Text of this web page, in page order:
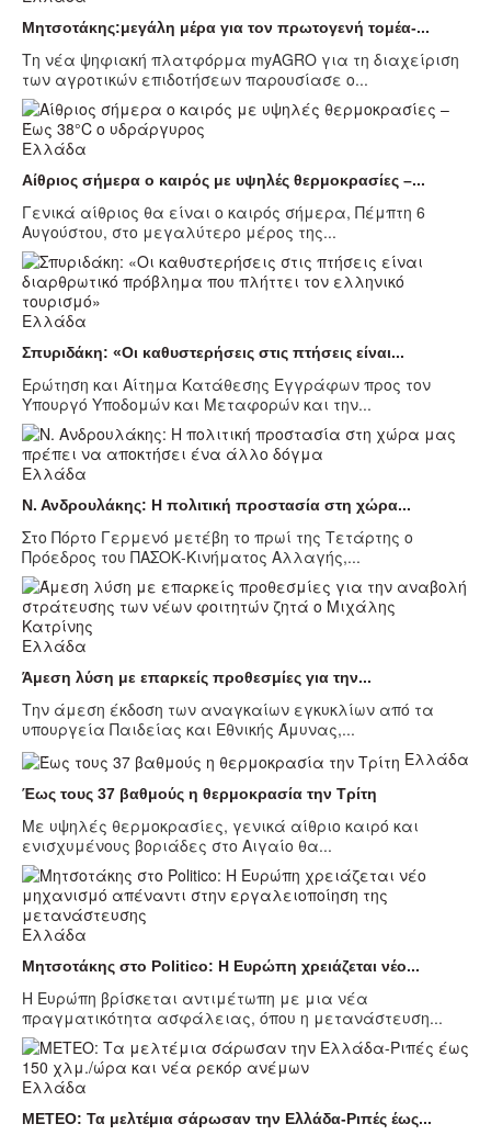
Μητσοτάκης:μεγάλη μέρα για τον πρωτογενή τομέα-...
Τη νέα ψηφιακή πλατφόρμα myAGRO για τη διαχείριση
των αγροτικών επιδοτήσεων παρουσίασε ο...
Ελλάδα
Αίθριος σήμερα ο καιρός με υψηλές θερμοκρασίες –...
Γενικά αίθριος θα είναι ο καιρός σήμερα, Πέμπτη 6
Αυγούστου, στο μεγαλύτερο μέρος της...
Ελλάδα
Σπυριδάκη: «Οι καθυστερήσεις στις πτήσεις είναι...
Ερώτηση και Αίτημα Κατάθεσης Εγγράφων προς τον
Υπουργό Υποδομών και Μεταφορών και την...
Ελλάδα
Ν. Ανδρουλάκης: Η πολιτική προστασία στη χώρα...
Στο Πόρτο Γερμενό μετέβη το πρωί της Τετάρτης ο
Πρόεδρος του ΠΑΣΟΚ-Κινήματος Αλλαγής,...
Ελλάδα
Άμεση λύση με επαρκείς προθεσμίες για την...
Την άμεση έκδοση των αναγκαίων εγκυκλίων από τα
υπουργεία Παιδείας και Εθνικής Άμυνας,...
Ελλάδα
Έως τους 37 βαθμούς η θερμοκρασία την Τρίτη
Με υψηλές θερμοκρασίες, γενικά αίθριο καιρό και
ενισχυμένους βοριάδες στο Αιγαίο θα...
Ελλάδα
Μητσοτάκης στο Politico: Η Ευρώπη χρειάζεται νέο...
Η Ευρώπη βρίσκεται αντιμέτωπη με μια νέα
πραγματικότητα ασφάλειας, όπου η μετανάστευση...
Ελλάδα
ΜΕΤΕΟ: Τα μελτέμια σάρωσαν την Ελλάδα-Ριπές έως...